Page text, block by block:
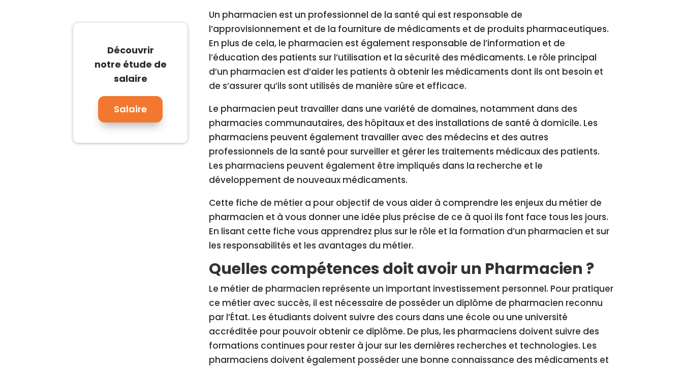
Découvrir
notre étude de
salaire
Salaire
Un pharmacien est un professionnel de la santé qui est responsable de
l’approvisionnement et de la fourniture de médicaments et de produits pharmaceutiques.
En plus de cela, le pharmacien est également responsable de l’information et de
l’éducation des patients sur l’utilisation et la sécurité des médicaments. Le rôle principal
d’un pharmacien est d’aider les patients à obtenir les médicaments dont ils ont besoin et
de s’assurer qu’ils sont utilisés de manière sûre et efficace.
Le pharmacien peut travailler dans une variété de domaines, notamment dans des
pharmacies communautaires, des hôpitaux et des installations de santé à domicile. Les
pharmaciens peuvent également travailler avec des médecins et des autres
professionnels de la santé pour surveiller et gérer les traitements médicaux des patients.
Les pharmaciens peuvent également être impliqués dans la recherche et le
développement de nouveaux médicaments.
Cette fiche de métier a pour objectif de vous aider à comprendre les enjeux du métier de
pharmacien et à vous donner une idée plus précise de ce à quoi ils font face tous les jours.
En lisant cette fiche vous apprendrez plus sur le rôle et la formation d’un pharmacien et sur
les responsabilités et les avantages du métier.
Quelles compétences doit avoir un Pharmacien ?
Le métier de pharmacien représente un important investissement personnel. Pour pratiquer
ce métier avec succès, il est nécessaire de posséder un diplôme de pharmacien reconnu
par l’État. Les étudiants doivent suivre des cours dans une école ou une université
accréditée pour pouvoir obtenir ce diplôme. De plus, les pharmaciens doivent suivre des
formations continues pour rester à jour sur les dernières recherches et technologies. Les
pharmaciens doivent également posséder une bonne connaissance des médicaments et